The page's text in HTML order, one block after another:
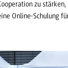
zu
Online-Schulung